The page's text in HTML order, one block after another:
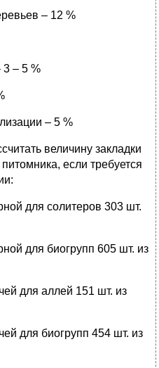
– 12 %
3 – 5 %
– 5 %
величину закладки
если требуется
для солитеров 303 шт.
для биогрупп 605 шт. из
для аллей 151 шт. из
для биогрупп 454 шт. из